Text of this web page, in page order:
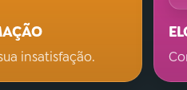
insatisfação.